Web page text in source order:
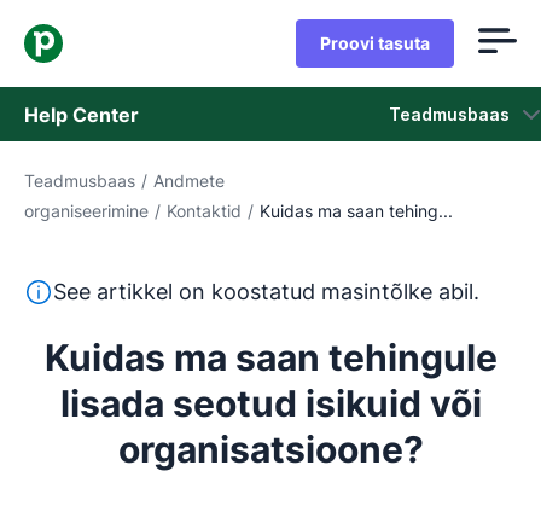
Proovi tasuta
Help Center Teadmusbaas
Teadmusbaas
Võta ühendust klienditoega
Teadmusbaas / Andmete
organiseerimine / Kontaktid / Kuidas ma saan tehing...
See tekst on tõlgitud inglise keelest
See artikkel on koostatud masintõlke abil.
Kuidas ma saan tehingule
lisada seotud isikuid või
organisatsioone?